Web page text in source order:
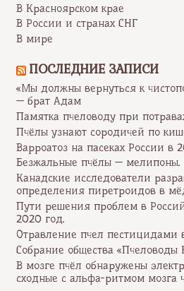
В Красноярском крае
В России и странах СНГ
В мире
ПОСЛЕДНИЕ ЗАПИСИ
«Мы должны вернуться к
— брат Адам
Памятка пчеловоду при
Пчёлы узнают сородичей по
Варроатоз на пасеках России в
Безжальные пчёлы —
Канадские исследователи
определения пиретроидов в
Пути решения проблем в
2020 год.
Отравление пчел пестицидами
Собрание общества «Пчеловоды
В мозге пчёл обнаружены
сходные с альфа-ритмом мозга